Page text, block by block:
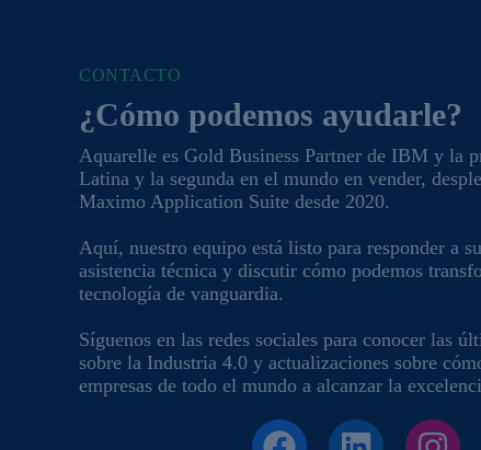
CONTACTO
¿Cómo podemos ayudarle?
Aquarelle es Gold Business Partner de IBM y la
Latina y la segunda en el mundo en vender,
Maximo Application Suite desde 2020.
Aquí, nuestro equipo está listo para responder a
asistencia técnica y discutir cómo podemos
tecnología de vanguardia.
Síguenos en las redes sociales para conocer las
sobre la Industria 4.0 y actualizaciones sobre
empresas de todo el mundo a alcanzar la